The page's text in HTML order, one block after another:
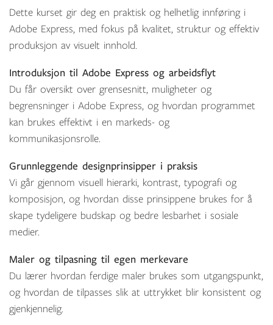
Dette kurset gir deg en praktisk og helhetlig innføring i
Adobe Express, med fokus på kvalitet, struktur og effektiv
produksjon av visuelt innhold.
Introduksjon til Adobe Express og arbeidsflyt
Du får oversikt over grensesnitt, muligheter og
begrensninger i Adobe Express, og hvordan programmet
kan brukes effektivt i en markeds- og
kommunikasjonsrolle.
Grunnleggende designprinsipper i praksis
Vi går gjennom visuell hierarki, kontrast, typografi og
komposisjon, og hvordan disse prinsippene brukes for å
skape tydeligere budskap og bedre lesbarhet i sosiale
medier.
Maler og tilpasning til egen merkevare
Du lærer hvordan ferdige maler brukes som utgangspunkt,
og hvordan de tilpasses slik at uttrykket blir konsistent og
gjenkjennelig.